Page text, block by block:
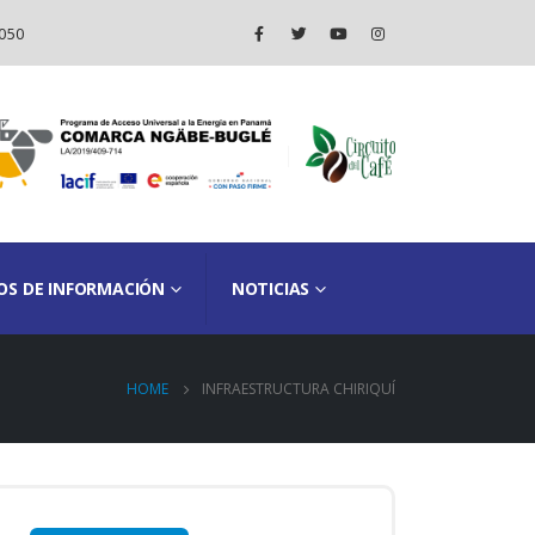
DE INFORMACIÓN NOTICIAS
HOME INFRAESTRUCTURA CHIRIQUÍ